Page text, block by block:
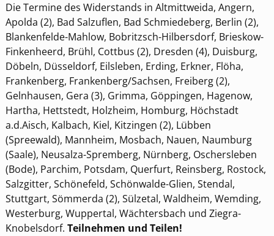
Die Termine des Widerstands in Altmittweida, Angern,
Apolda (2), Bad Salzuflen, Bad Schmiedeberg, Berlin (2),
Blankenfelde-Mahlow, Bobritzsch-Hilbersdorf, Brieskow-
Finkenheerd, Brühl, Cottbus (2), Dresden (4), Duisburg,
Döbeln, Düsseldorf, Eilsleben, Erding, Erkner, Flöha,
Frankenberg, Frankenberg/Sachsen, Freiberg (2),
Gelnhausen, Gera (3), Grimma, Göppingen, Hagenow,
Hartha, Hettstedt, Holzheim, Homburg, Höchstadt
a.d.Aisch, Kalbach, Kiel, Kitzingen (2), Lübben
(Spreewald), Mannheim, Mosbach, Nauen, Naumburg
(Saale), Neusalza-Spremberg, Nürnberg, Oschersleben
(Bode), Parchim, Potsdam, Querfurt, Reinsberg, Rostock,
Salzgitter, Schönefeld, Schönwalde-Glien, Stendal,
Stuttgart, Sömmerda (2), Sülzetal, Waldheim, Wemding,
Westerburg, Wuppertal, Wächtersbach und Ziegra-
Knobelsdorf. Teilnehmen und Teilen!